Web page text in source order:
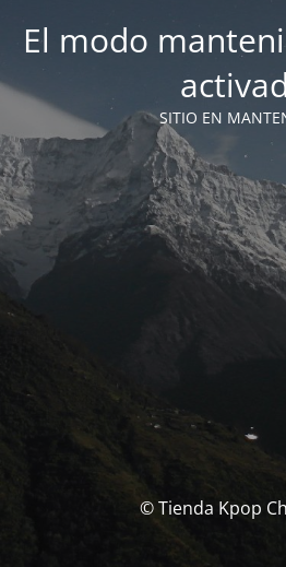
El modo
SITIO EN
© Tienda Kpop